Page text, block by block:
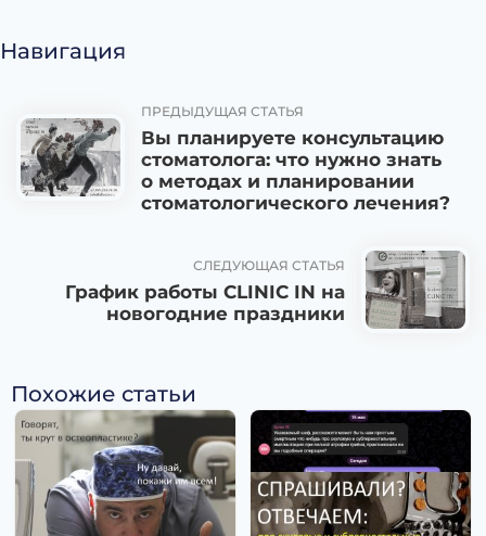
Навигация
ПРЕДЫДУЩАЯ СТАТЬЯ
Вы планируете консультацию
стоматолога: что нужно знать
о методах и планировании
стоматологического лечения?
СЛЕДУЮЩАЯ СТАТЬЯ
График работы CLINIC IN на
новогодние праздники
Похожие статьи